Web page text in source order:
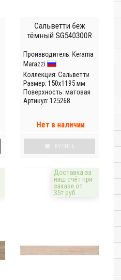
Сальветти беж
тёмный SG540300R
Производитель: Kerama
Marazzi
Коллекция: Сальветти
Размер: 150x1195 мм
Поверхность: матовая
Артикул: 125268
Нет в наличии
КУПИТЬ
Доставка за
наш счёт при
заказе от
35т.руб